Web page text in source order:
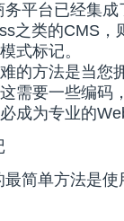
平台已经集
之类的CMS，
式标记。
的方法是当您
需要一些编码
成为专业的
简单方法是